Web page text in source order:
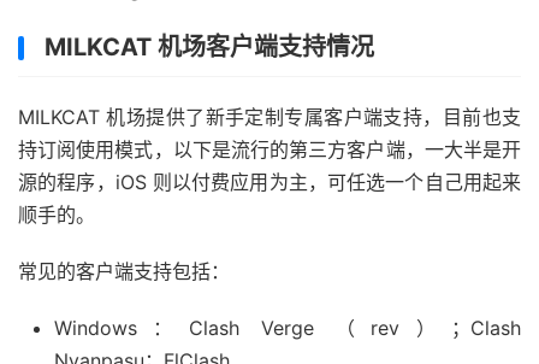
MILKCAT 机场客户端支持情况
MILKCAT 机场提供了新手定制专属客户端支持，目前也支
持订阅使用模式，以下是流行的第三方客户端，一大半是开
源的程序，iOS 则以付费应用为主，可任选一个自己用起来
顺手的。
常见的客户端支持包括：
Windows：Clash Verge （rev）；Clash